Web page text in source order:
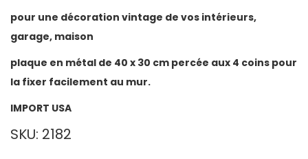
pour une décoration vintage de vos intérieurs,
garage, maison
plaque en métal de 40 x 30 cm percée aux 4 coins pour
la fixer facilement au mur.
IMPORT USA
SKU: 2182